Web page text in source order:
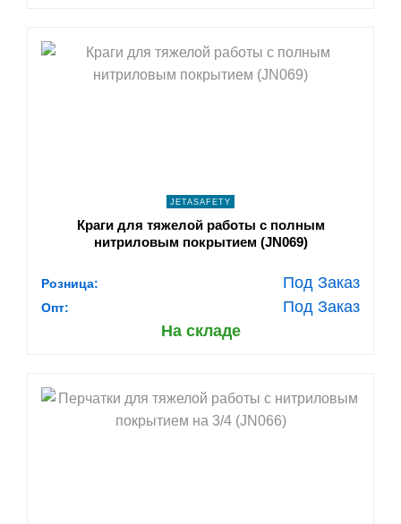
shopping_cart В КОРЗИНУ
JETASAFETY
Краги для тяжелой работы с полным
нитриловым покрытием (JN069)
Розница: Под Заказ
Опт:
Под Заказ
На складе
shopping_cart В КОРЗИНУ